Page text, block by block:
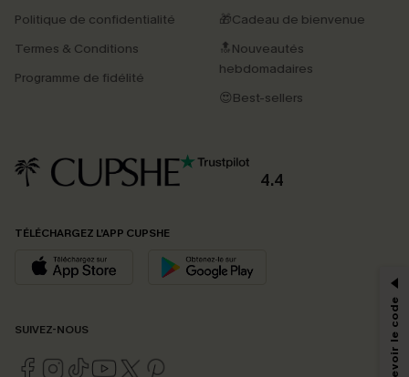
Politique de confidentialité
Termes & Conditions
Programme de fidélité
🎁Cadeau de bienvenue
🔝Nouveautés
hebdomadaires
😍Best-sellers
4.4
TÉLÉCHARGEZ L’APP CUPSHE
SUIVEZ-NOUS
PROFITEZ DE -15%
-15% dès 2 Achetés par E-mail
En soumettant votre adresse e-mail, vous acceptez de recevoir des e-mails